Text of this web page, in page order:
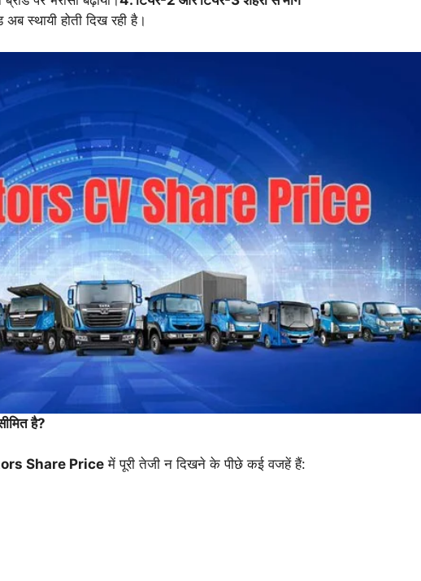
स्थायी होती दिख रही है।
है?
Share Price में पूरी तेजी न दिखने के पीछे कई वजहें हैं: